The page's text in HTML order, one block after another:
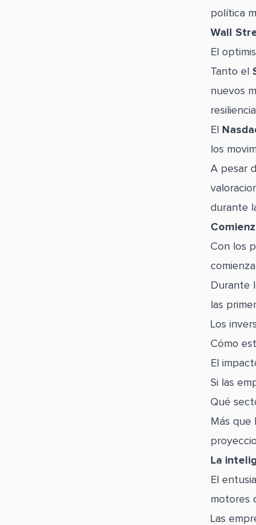
política
Wall
El
Tanto el
nuevos
El
los
A pesar
durante
Con los
Durante
las
Los
Cómo
El
Si las
Qué
Más que
La
El
motores
Las